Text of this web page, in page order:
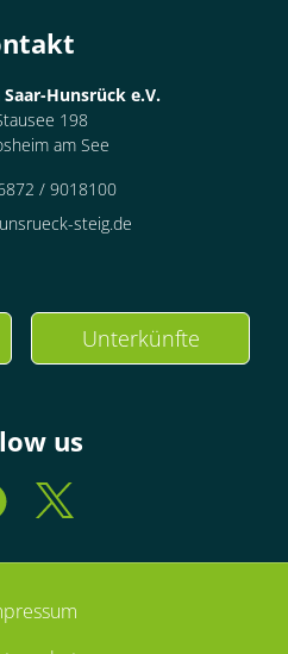
Hunsrück e.V.
198
am See
/ 9018100
steig.de
Unterkünfte
us